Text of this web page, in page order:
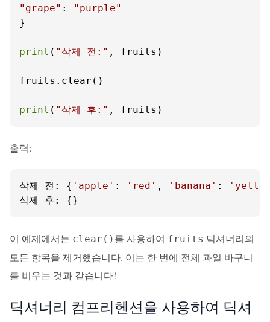
"grape" :
"purple"
}
print ( "삭제 전:" , fruits)
fruits.clear()
print ( "삭제 후:" , fruits)
출력:
삭제 전: { 'apple' : 'red' , 'banana' :
삭제 후: {}
이 예제에서는 clear() 를 사용하여 fruits 딕셔너리의
모든 항목을 제거했습니다. 이는 한 번에 전체 과일 바구니
를 비우는 것과 같습니다!
딕셔너리 컴프리헨션을 사용하여 딕셔